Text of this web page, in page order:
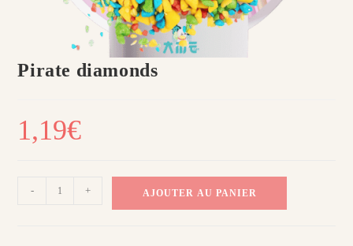
Pirate diamonds
1,19€
- + AJOUTER AU PANIER